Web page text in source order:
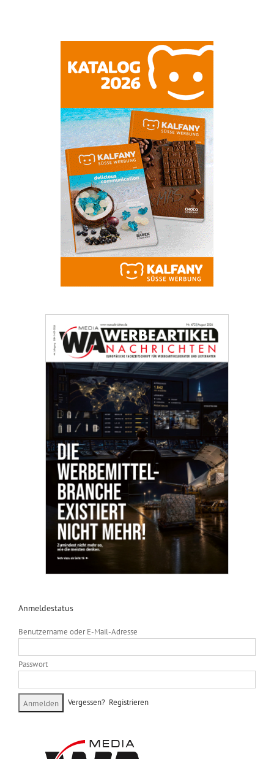
Anmeldestatus
Benutzername oder E-Mail-Adresse
Passwort
Vergessen? Registrieren